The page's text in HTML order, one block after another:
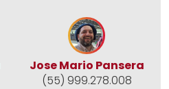
Jose Mario Pansera
(55) 999.278.008